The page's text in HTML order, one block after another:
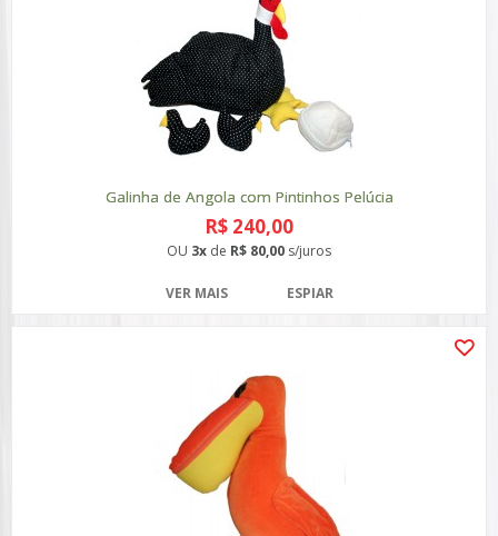
Galinha de Angola com Pintinhos Pelúcia
R$ 240,00
OU 3x de R$ 80,00 s/juros
VER MAIS ESPIAR